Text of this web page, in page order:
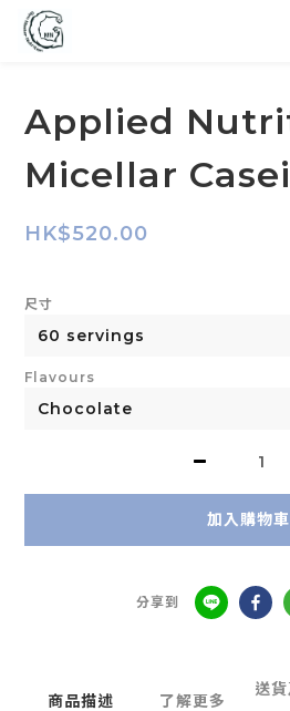
Applied
Micellar
HK$520.00
尺寸
Flavours
加入購物車
分享到
商品描述 了解更多
送